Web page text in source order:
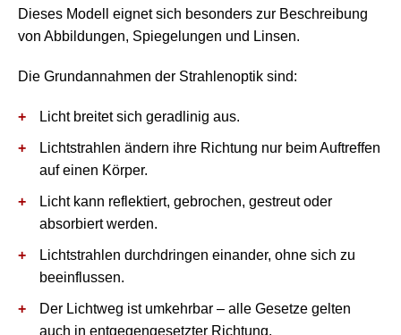
Dieses Modell eignet sich besonders zur Beschreibung
von Abbildungen, Spiegelungen und Linsen.
Die Grundannahmen der Strahlenoptik sind:
Licht breitet sich geradlinig aus.
Lichtstrahlen ändern ihre Richtung nur beim Auftreffen
auf einen Körper.
Licht kann reflektiert, gebrochen, gestreut oder
absorbiert werden.
Lichtstrahlen durchdringen einander, ohne sich zu
beeinflussen.
Der Lichtweg ist umkehrbar – alle Gesetze gelten
auch in entgegengesetzter Richtung.